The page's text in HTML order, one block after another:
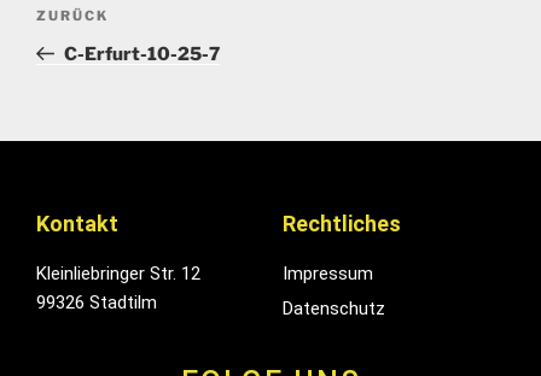
ZURÜCK
C-Erfurt-10-25-7
Kontakt
Kleinliebringer Str. 12
99326 Stadtilm
Rechtliches
Impressum
Datenschutz